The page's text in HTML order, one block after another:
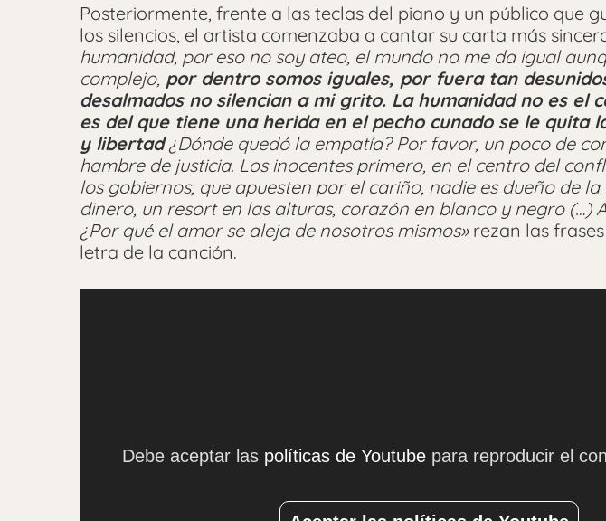
Posteriormente, frente a las teclas del piano y un público que
los silencios, el artista comenzaba a cantar su carta más
humanidad, por eso no soy ateo, el mundo no me da igual
complejo, por dentro somos iguales, por fuera tan
desalmados no silencian a mi grito. La humanidad no es el
es del que tiene una herida en el pecho cunado se le quita
y libertad¿Dónde quedó la empatía? Por favor, un poco de
hambre de justicia. Los inocentes primero, en el centro del
los gobiernos, que apuesten por el cariño, nadie es dueño de
dinero, un resort en las alturas, corazón en blanco y negro (…)
¿Por qué el amor se aleja de nosotros mismos»rezan las
letra de la canción.
Debe aceptar las políticas de Youtube para reproducir el